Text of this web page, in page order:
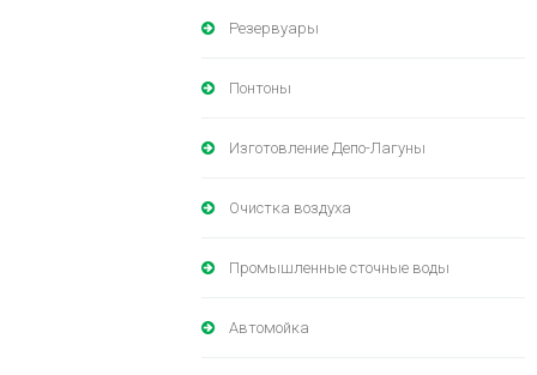
Резервуары
Понтоны
Изготовление Депо-Лагуны
Очистка воздуха
Промышленные сточные воды
Автомойка